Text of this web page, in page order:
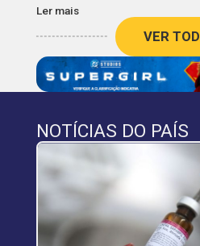
Ler mais
VER
NOTÍCIAS DO PAÍS